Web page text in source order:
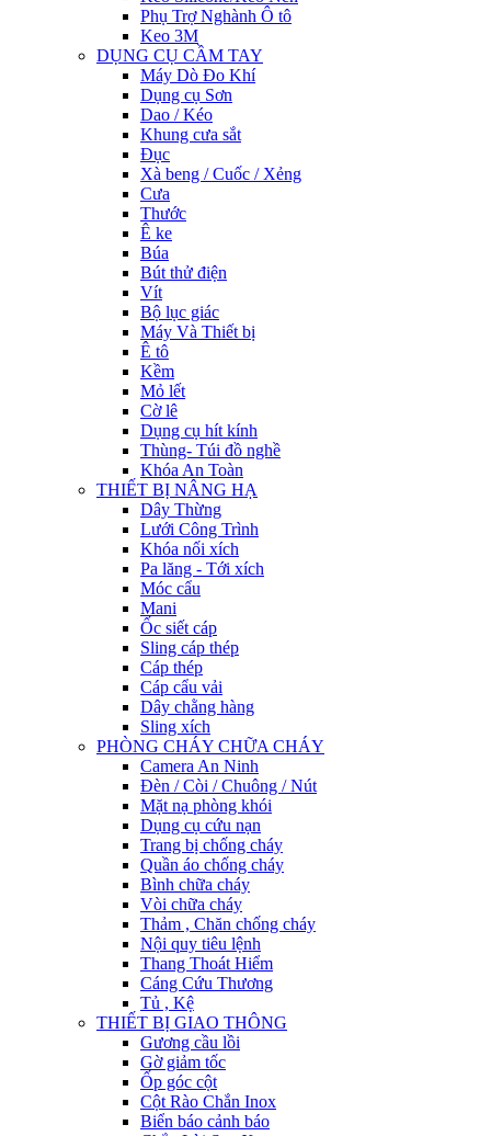
Phụ Trợ Nghành Ô tô
Keo 3M
DỤNG CỤ CẦM TAY
Máy Dò Đo Khí
Dụng cụ Sơn
Dao / Kéo
Khung cưa sắt
Đục
Xà beng / Cuốc / Xẻng
Cưa
Thước
Ê ke
Búa
Bút thử điện
Vít
Bộ lục giác
Máy Và Thiết bị
Ê tô
Kềm
Mỏ lết
Cờ lê
Dụng cụ hít kính
Thùng- Túi đồ nghề
Khóa An Toàn
THIẾT BỊ NÂNG HẠ
Dây Thừng
Lưới Công Trình
Khóa nối xích
Pa lăng - Tới xích
Móc cẩu
Mani
Ốc siết cáp
Sling cáp thép
Cáp thép
Cáp cẩu vải
Dây chằng hàng
Sling xích
PHÒNG CHÁY CHỮA CHÁY
Camera An Ninh
Đèn / Còi / Chuông / Nút
Mặt nạ phòng khói
Dụng cụ cứu nạn
Trang bị chống cháy
Quần áo chống cháy
Bình chữa cháy
Vòi chữa cháy
Thảm , Chăn chống cháy
Nội quy tiêu lệnh
Thang Thoát Hiểm
Cáng Cứu Thương
Tủ , Kệ
THIẾT BỊ GIAO THÔNG
Gương cầu lồi
Gờ giảm tốc
Ốp góc cột
Cột Rào Chắn Inox
Biển báo cảnh báo